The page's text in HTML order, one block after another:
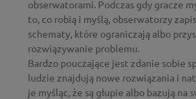
obserwatorami. Podczas gdy gracze
to, co robią i myślą, obserwatorzy
schematy, które ograniczają albo
rozwiązywanie problemu.
Bardzo pouczające jest zdanie sobie
ludzie znajdują nowe rozwiązania i
je myśląc, że są głupie albo bazują na